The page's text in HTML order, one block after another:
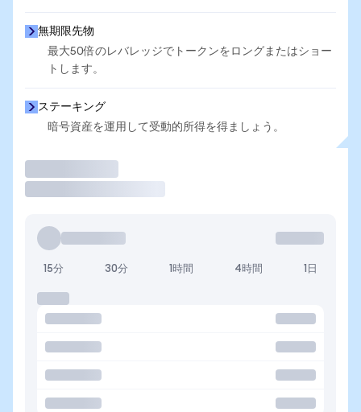
無期限先物
最大50倍のレバレッジでトークンをロングまたはショー
トします。
ステーキング
暗号資産を運用して受動的所得を得ましょう。
15分 30分 1時間 4時間 1日